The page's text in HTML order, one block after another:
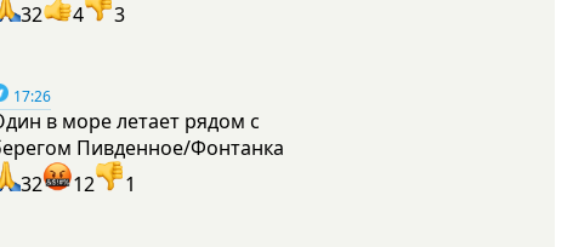
32
4 3
17:26
в море летает рядом с
Пивденное/Фонтанка
32
12 1